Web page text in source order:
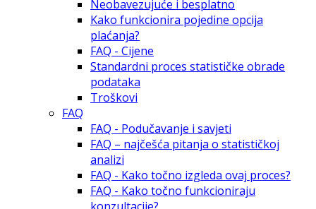
Neobavezujuće i besplatno
Kako funkcionira pojedine opcija
plaćanja?
FAQ - Cijene
Standardni proces statističke obrade
podataka
Troškovi
FAQ
FAQ - Podučavanje i savjeti
FAQ – najčešća pitanja o statističkoj
analizi
FAQ - Kako točno izgleda ovaj proces?
FAQ - Kako točno funkcioniraju